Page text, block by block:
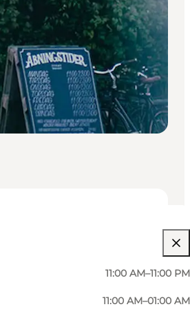
11:00 AM–11:00 PM
11:00 AM–01:00 AM